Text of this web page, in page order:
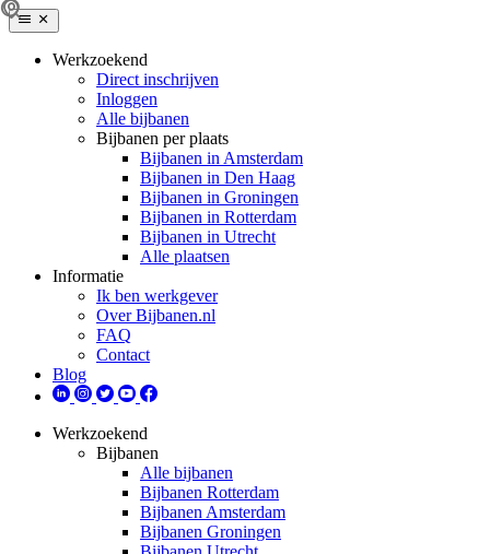
Werkzoekend
Direct inschrijven
Inloggen
Alle bijbanen
Bijbanen per plaats
Bijbanen in Amsterdam
Bijbanen in Den Haag
Bijbanen in Groningen
Bijbanen in Rotterdam
Bijbanen in Utrecht
Alle plaatsen
Informatie
Ik ben werkgever
Over Bijbanen.nl
FAQ
Contact
Blog
Werkzoekend
Bijbanen
Alle bijbanen
Bijbanen Rotterdam
Bijbanen Amsterdam
Bijbanen Groningen